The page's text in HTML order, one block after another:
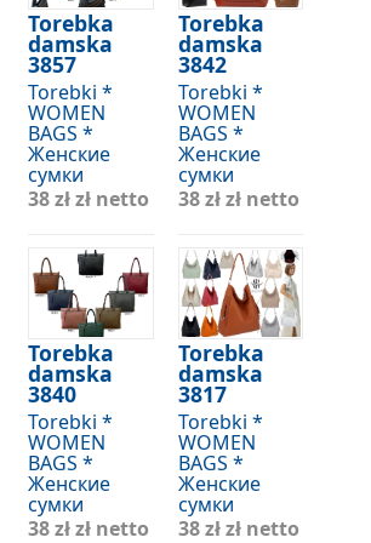
Torebka
damska
3857
Torebki *
WOMEN
BAGS *
Женские
сумки
38 złzł netto
Torebka
damska
3842
Torebki *
WOMEN
BAGS *
Женские
сумки
38 złzł netto
Torebka
damska
3840
Torebki *
WOMEN
BAGS *
Женские
сумки
38 złzł netto
Torebka
damska
3817
Torebki *
WOMEN
BAGS *
Женские
сумки
38 złzł netto